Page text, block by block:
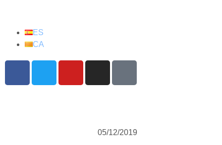
ES
CA
05/12/2019